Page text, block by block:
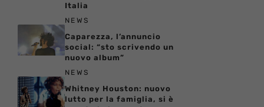
Italia
NEWS
Caparezza, l’annuncio
social: “sto scrivendo un
nuovo album”
NEWS
Whitney Houston: nuovo
lutto per la famiglia, si è